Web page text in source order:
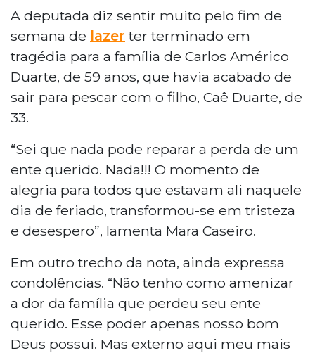
A deputada diz sentir muito pelo fim de
semana de lazer ter terminado em
tragédia para a família de Carlos Américo
Duarte, de 59 anos, que havia acabado de
sair para pescar com o filho, Caê Duarte, de
33.
“Sei que nada pode reparar a perda de um
ente querido. Nada!!! O momento de
alegria para todos que estavam ali naquele
dia de feriado, transformou-se em tristeza
e desespero”, lamenta Mara Caseiro.
Em outro trecho da nota, ainda expressa
condolências. “Não tenho como amenizar
a dor da família que perdeu seu ente
querido. Esse poder apenas nosso bom
Deus possui. Mas externo aqui meu mais